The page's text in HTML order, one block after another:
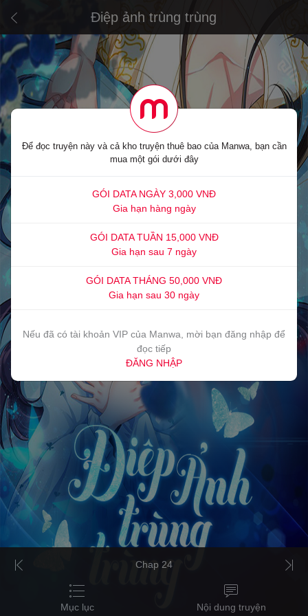
Điệp ảnh trùng trùng
Chap 24
Mục lục Nội dung truyện
Để đọc truyện này và cả kho truyện thuê bao của Manwa, bạn cần
mua một gói dưới đây
GÓI DATA NGÀY 3,000 VNĐ
Gia hạn hàng ngày
GÓI DATA TUẦN 15,000 VNĐ
Gia hạn sau 7 ngày
GÓI DATA THÁNG 50,000 VNĐ
Gia hạn sau 30 ngày
Nếu đã có tài khoản VIP của Manwa, mời bạn đăng nhập để
đọc tiếp
ĐĂNG NHẬP